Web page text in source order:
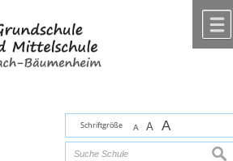
Schriftgröße A A A